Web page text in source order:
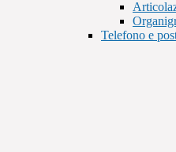
Telefono e